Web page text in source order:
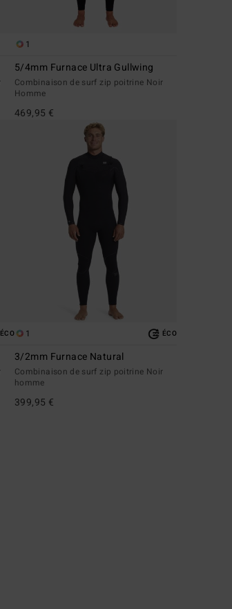
1
5/4mm Furnace Ultra Gullwing
Combinaison de surf zip poitrine Noir
Homme
469,95 €
ÉCO 1 ÉCO
3/2mm Furnace Natural
Combinaison de surf zip poitrine Noir
homme
399,95 €